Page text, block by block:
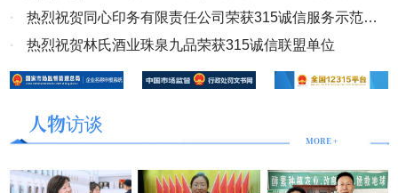
诚信服务示范理事单位
·
热烈祝贺同心印务有限责任公司荣获315诚信服务示范副
会长单位
· 热烈祝贺林氏酒业珠泉九品荣获315诚信联盟单位
人物访谈
MORE +